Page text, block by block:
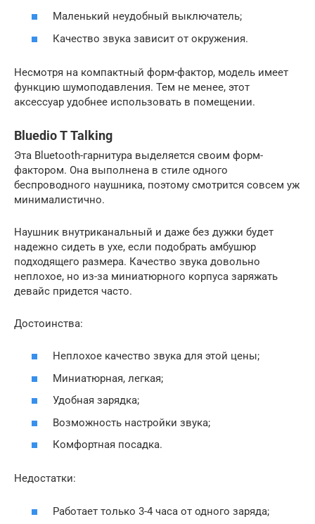
Маленький неудобный выключатель;
Качество звука зависит от окружения.
Несмотря на компактный форм-фактор, модель имеет
функцию шумоподавления. Тем не менее, этот
аксессуар удобнее использовать в помещении.
Bluedio T Talking
Эта Bluetooth-гарнитура выделяется своим форм-
фактором. Она выполнена в стиле одного
беспроводного наушника, поэтому смотрится совсем уж
минималистично.
Наушник внутриканальный и даже без дужки будет
надежно сидеть в ухе, если подобрать амбушюр
подходящего размера. Качество звука довольно
неплохое, но из-за миниатюрного корпуса заряжать
девайс придется часто.
Достоинства:
Неплохое качество звука для этой цены;
Миниатюрная, легкая;
Удобная зарядка;
Возможность настройки звука;
Комфортная посадка.
Недостатки:
Работает только 3-4 часа от одного заряда;